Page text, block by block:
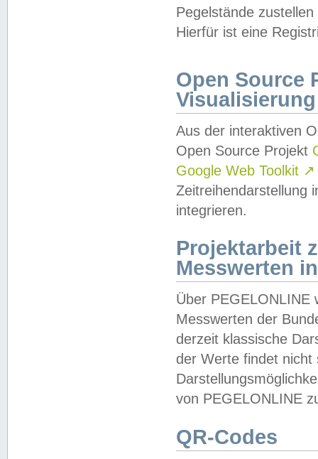
Pegelstände
Hierfür ist eine
Open Source
Visualisierung
Aus der interaktiven
Open Source Projekt
Google Web Toolkit ↗
Zeitreihendarstellung
integrieren.
Projektarbeit
Messwerten
Über PEGELONLINE
Messwerten der
derzeit klassische
der Werte findet
von PEGELONLINE
QR-Codes